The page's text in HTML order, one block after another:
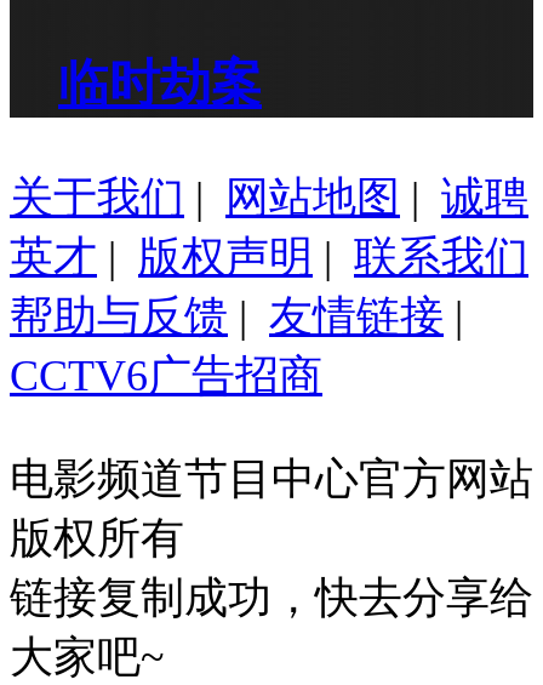
临时劫案
关于我们 | 网站地图 | 诚聘
英才 | 版权声明 | 联系我们
帮助与反馈 | 友情链接 |
CCTV6广告招商
电影频道节目中心官方网站
版权所有
链接复制成功，快去分享给
大家吧~